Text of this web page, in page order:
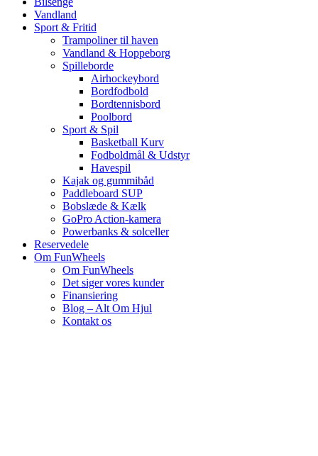
Vandland
Sport & Fritid
Trampoliner til haven
Vandland & Hoppeborg
Spilleborde
Airhockeybord
Bordfodbold
Bordtennisbord
Poolbord
Sport & Spil
Basketball Kurv
Fodboldmål & Udstyr
Havespil
Kajak og gummibåd
Paddleboard SUP
Bobslæde & Kælk
GoPro Action-kamera
Powerbanks & solceller
Reservedele
Om FunWheels
Om FunWheels
Det siger vores kunder
Finansiering
Blog – Alt Om Hjul
Kontakt os